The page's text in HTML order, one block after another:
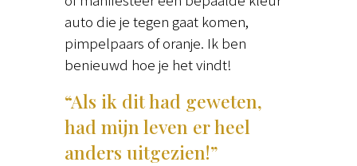
auto die je tegen gaat komen,
pimpelpaars of oranje. Ik ben
benieuwd hoe je het vindt!
“Als ik dit had geweten,
had mijn leven er heel
anders uitgezien!”